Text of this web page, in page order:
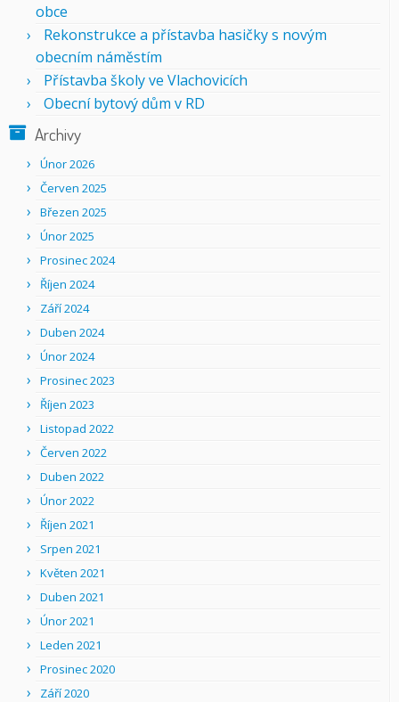
obce
Rekonstrukce a přístavba hasičky s novým
obecním náměstím
Přístavba školy ve Vlachovicích
Obecní bytový dům v RD
Archivy
Únor 2026
Červen 2025
Březen 2025
Únor 2025
Prosinec 2024
Říjen 2024
Září 2024
Duben 2024
Únor 2024
Prosinec 2023
Říjen 2023
Listopad 2022
Červen 2022
Duben 2022
Únor 2022
Říjen 2021
Srpen 2021
Květen 2021
Duben 2021
Únor 2021
Leden 2021
Prosinec 2020
Září 2020